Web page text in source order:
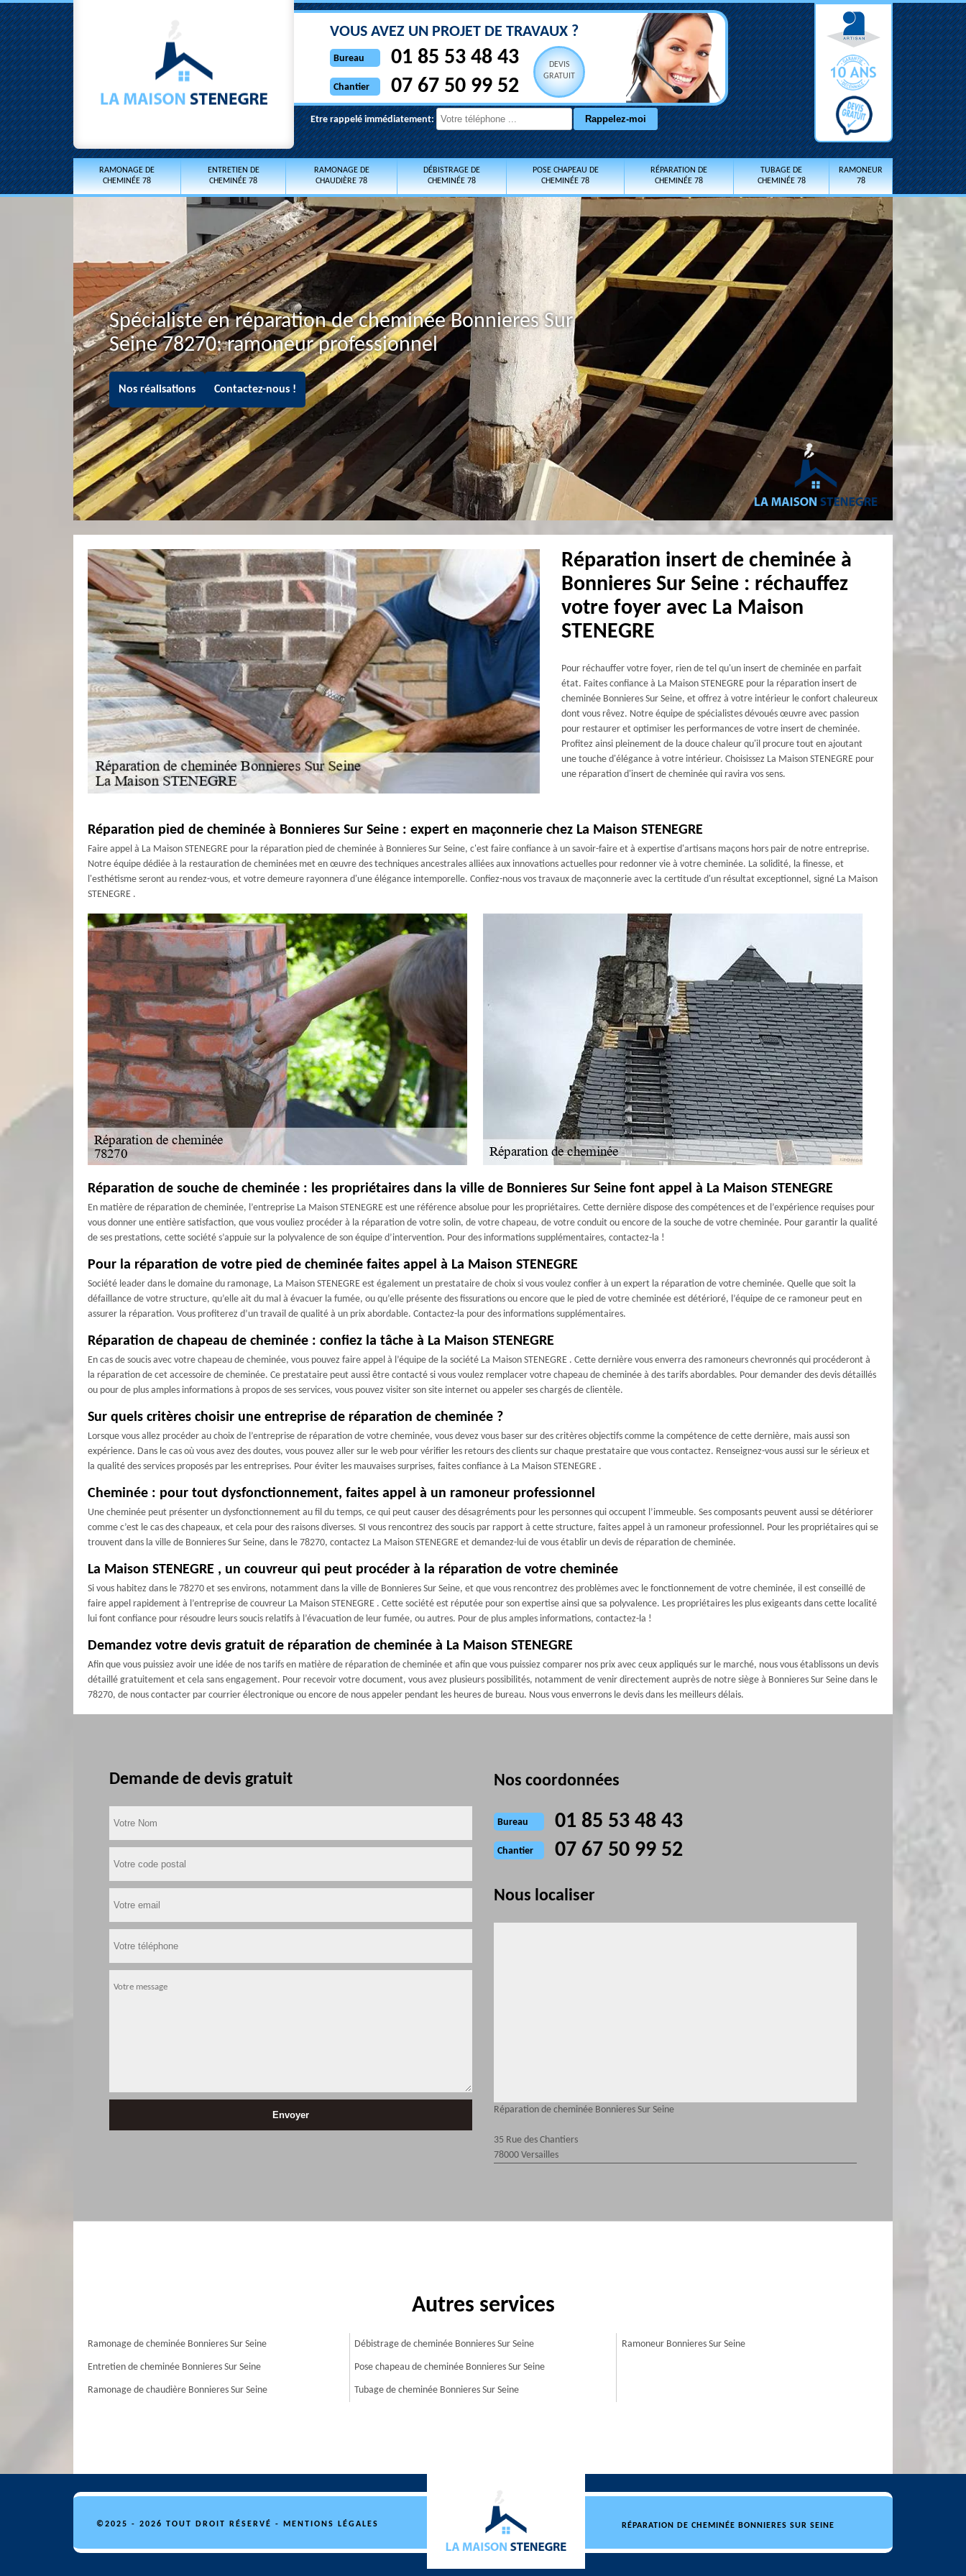
VOUS AVEZ UN PROJET DE TRAVAUX ?
Bureau 01 85 53 48 43
Chantier 07 67 50 99 52
DEVIS
GRATUIT
Etre rappelé immédiatement:
RAMONAGE DE
CHEMINÉE 78
ENTRETIEN DE
CHEMINÉE 78
RAMONAGE DE
CHAUDIÈRE 78
DÉBISTRAGE DE
CHEMINÉE 78
POSE CHAPEAU DE
CHEMINÉE 78
RÉPARATION DE
CHEMINÉE 78
TUBAGE DE
CHEMINÉE 78
RAMONEUR
78
Spécialiste en réparation de cheminée Bonnieres Sur
Seine 78270: ramoneur professionnel
Nos réalisations Contactez-nous !
Réparation insert de cheminée à
Bonnieres Sur Seine : réchauffez
votre foyer avec La Maison
STENEGRE
Pour réchauffer votre foyer, rien de tel qu'un insert de cheminée en parfait
état. Faites confiance à La Maison STENEGRE pour la réparation insert de
cheminée Bonnieres Sur Seine, et offrez à votre intérieur le confort chaleureux
dont vous rêvez. Notre équipe de spécialistes dévoués œuvre avec passion
pour restaurer et optimiser les performances de votre insert de cheminée.
Profitez ainsi pleinement de la douce chaleur qu'il procure tout en ajoutant
une touche d'élégance à votre intérieur. Choisissez La Maison STENEGRE pour
une réparation d'insert de cheminée qui ravira vos sens.
Réparation pied de cheminée à Bonnieres Sur Seine : expert en maçonnerie chez La Maison STENEGRE
Faire appel à La Maison STENEGRE pour la réparation pied de cheminée à Bonnieres Sur Seine, c'est faire confiance à un savoir-faire et à expertise d'artisans maçons hors pair de notre entreprise.
Notre équipe dédiée à la restauration de cheminées met en œuvre des techniques ancestrales alliées aux innovations actuelles pour redonner vie à votre cheminée. La solidité, la finesse, et
l'esthétisme seront au rendez-vous, et votre demeure rayonnera d'une élégance intemporelle. Confiez-nous vos travaux de maçonnerie avec la certitude d'un résultat exceptionnel, signé La Maison
STENEGRE .
Réparation de souche de cheminée : les propriétaires dans la ville de Bonnieres Sur Seine font appel à La Maison STENEGRE
En matière de réparation de cheminée, l’entreprise La Maison STENEGRE est une référence absolue pour les propriétaires. Cette dernière dispose des compétences et de l’expérience requises pour
vous donner une entière satisfaction, que vous vouliez procéder à la réparation de votre solin, de votre chapeau, de votre conduit ou encore de la souche de votre cheminée. Pour garantir la qualité
de ses prestations, cette société s’appuie sur la polyvalence de son équipe d’intervention. Pour des informations supplémentaires, contactez-la !
Pour la réparation de votre pied de cheminée faites appel à La Maison STENEGRE
Société leader dans le domaine du ramonage, La Maison STENEGRE est également un prestataire de choix si vous voulez confier à un expert la réparation de votre cheminée. Quelle que soit la
défaillance de votre structure, qu’elle ait du mal à évacuer la fumée, ou qu’elle présente des fissurations ou encore que le pied de votre cheminée est détérioré, l’équipe de ce ramoneur peut en
assurer la réparation. Vous profiterez d’un travail de qualité à un prix abordable. Contactez-la pour des informations supplémentaires.
Réparation de chapeau de cheminée : confiez la tâche à La Maison STENEGRE
En cas de soucis avec votre chapeau de cheminée, vous pouvez faire appel à l’équipe de la société La Maison STENEGRE . Cette dernière vous enverra des ramoneurs chevronnés qui procéderont à
la réparation de cet accessoire de cheminée. Ce prestataire peut aussi être contacté si vous voulez remplacer votre chapeau de cheminée à des tarifs abordables. Pour demander des devis détaillés
ou pour de plus amples informations à propos de ses services, vous pouvez visiter son site internet ou appeler ses chargés de clientèle.
Sur quels critères choisir une entreprise de réparation de cheminée ?
Lorsque vous allez procéder au choix de l’entreprise de réparation de votre cheminée, vous devez vous baser sur des critères objectifs comme la compétence de cette dernière, mais aussi son
expérience. Dans le cas où vous avez des doutes, vous pouvez aller sur le web pour vérifier les retours des clients sur chaque prestataire que vous contactez. Renseignez-vous aussi sur le sérieux et
la qualité des services proposés par les entreprises. Pour éviter les mauvaises surprises, faites confiance à La Maison STENEGRE .
Cheminée : pour tout dysfonctionnement, faites appel à un ramoneur professionnel
Une cheminée peut présenter un dysfonctionnement au fil du temps, ce qui peut causer des désagréments pour les personnes qui occupent l’immeuble. Ses composants peuvent aussi se détériorer
comme c’est le cas des chapeaux, et cela pour des raisons diverses. SI vous rencontrez des soucis par rapport à cette structure, faites appel à un ramoneur professionnel. Pour les propriétaires qui se
trouvent dans la ville de Bonnieres Sur Seine, dans le 78270, contactez La Maison STENEGRE et demandez-lui de vous établir un devis de réparation de cheminée.
La Maison STENEGRE , un couvreur qui peut procéder à la réparation de votre cheminée
Si vous habitez dans le 78270 et ses environs, notamment dans la ville de Bonnieres Sur Seine, et que vous rencontrez des problèmes avec le fonctionnement de votre cheminée, il est conseillé de
faire appel rapidement à l’entreprise de couvreur La Maison STENEGRE . Cette société est réputée pour son expertise ainsi que sa polyvalence. Les propriétaires les plus exigeants dans cette localité
lui font confiance pour résoudre leurs soucis relatifs à l’évacuation de leur fumée, ou autres. Pour de plus amples informations, contactez-la !
Demandez votre devis gratuit de réparation de cheminée à La Maison STENEGRE
Afin que vous puissiez avoir une idée de nos tarifs en matière de réparation de cheminée et afin que vous puissiez comparer nos prix avec ceux appliqués sur le marché, nous vous établissons un devis
détaillé gratuitement et cela sans engagement. Pour recevoir votre document, vous avez plusieurs possibilités, notamment de venir directement auprès de notre siège à Bonnieres Sur Seine dans le
78270, de nous contacter par courrier électronique ou encore de nous appeler pendant les heures de bureau. Nous vous enverrons le devis dans les meilleurs délais.
Demande de devis gratuit Nos coordonnées
Bureau 01 85 53 48 43
Chantier 07 67 50 99 52
Nous localiser
Réparation de cheminée Bonnieres Sur Seine
35 Rue des Chantiers
78000 Versailles
Autres services
Ramonage de cheminée Bonnieres Sur Seine
Entretien de cheminée Bonnieres Sur Seine
Ramonage de chaudière Bonnieres Sur Seine
Débistrage de cheminée Bonnieres Sur Seine
Pose chapeau de cheminée Bonnieres Sur Seine
Tubage de cheminée Bonnieres Sur Seine
Ramoneur Bonnieres Sur Seine
©2025 - 2026 TOUT DROIT RÉSERVÉ - MENTIONS LÉGALES RÉPARATION DE CHEMINÉE BONNIERES SUR SEINE